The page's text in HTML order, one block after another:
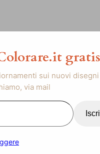
gratis
sui nuovi disegni
via mail